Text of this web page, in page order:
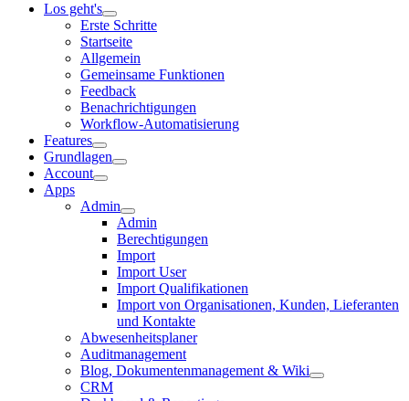
Los geht's
Erste Schritte
Startseite
Allgemein
Gemeinsame Funktionen
Feedback
Benachrichtigungen
Workflow-Automatisierung
Features
Grundlagen
Account
Apps
Admin
Admin
Berechtigungen
Import
Import User
Import Qualifikationen
Import von Organisationen, Kunden, Lieferanten
und Kontakte
Abwesenheitsplaner
Auditmanagement
Blog, Dokumentenmanagement & Wiki
CRM